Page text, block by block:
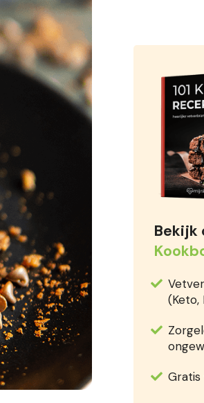
Bekijk
(Keto,
Gratis